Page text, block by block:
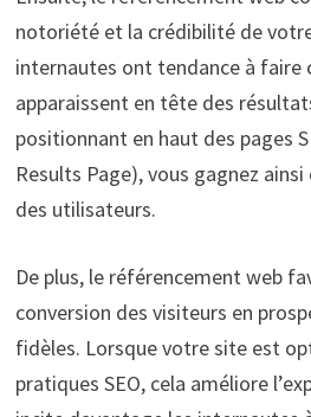
notoriété et la crédibilité de
internautes ont tendance à faire
apparaissent en tête des
positionnant en haut des pages
Results Page), vous gagnez
des utilisateurs.
De plus, le référencement web
conversion des visiteurs en
fidèles. Lorsque votre site est
pratiques SEO, cela améliore